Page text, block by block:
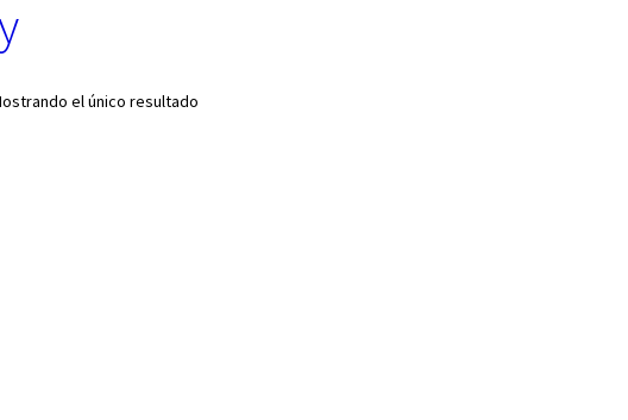
el único resultado